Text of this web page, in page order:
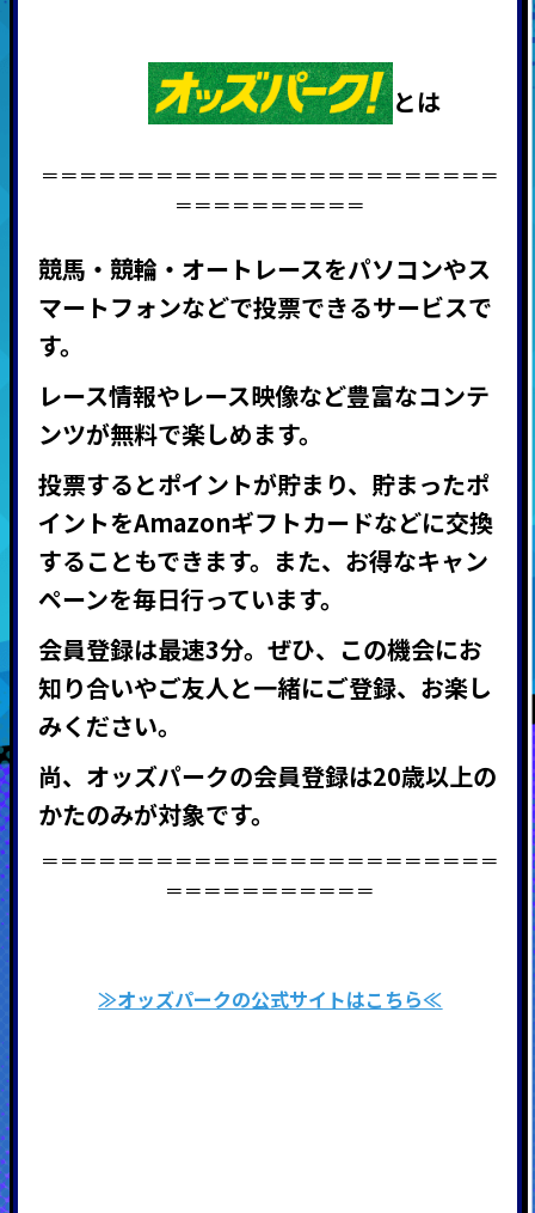
とは
＝＝＝＝＝＝＝＝＝＝＝＝＝＝＝＝＝＝＝＝＝＝＝＝
＝＝＝＝＝＝＝＝＝＝
競馬・競輪・オートレースをパソコンやス
マートフォンなどで投票できるサービスで
す。
レース情報やレース映像など豊富なコンテ
ンツが無料で楽しめます。
投票するとポイントが貯まり、貯まったポ
イントをAmazonギフトカードなどに交換
することもできます。また、お得なキャン
ペーンを毎日行っています。
会員登録は最速3分。ぜひ、この機会にお
知り合いやご友人と一緒にご登録、お楽し
みください。
尚、オッズパークの会員登録は20歳以上の
かたのみが対象です。
＝＝＝＝＝＝＝＝＝＝＝＝＝＝＝＝＝＝＝＝＝＝＝＝
＝＝＝＝＝＝＝＝＝＝＝
≫オッズパークの公式サイトはこちら≪